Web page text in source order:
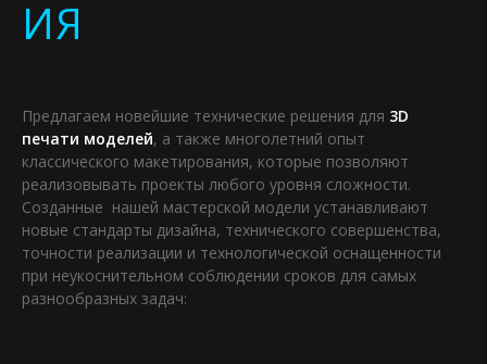
ИЯ
Предлагаем новейшие технические решения для 3D
печати моделей, а также многолетний опыт
классического макетирования, которые позволяют
реализовывать проекты любого уровня сложности.
Созданные нашей мастерской модели устанавливают
новые стандарты дизайна, технического совершенства,
точности реализации и технологической оснащенности
при неукоснительном соблюдении сроков для самых
разнообразных задач: